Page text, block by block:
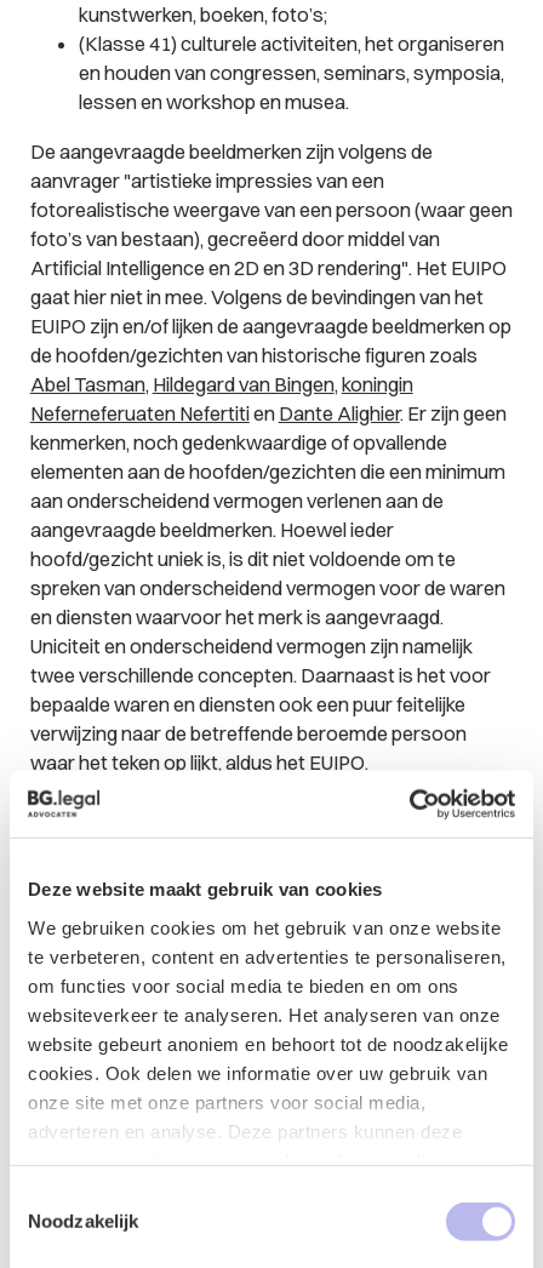
Deze website maakt gebruik van cookies
We gebruiken cookies om het gebruik van onze website
te verbeteren, content en advertenties te personaliseren,
om functies voor social media te bieden en om ons
websiteverkeer te analyseren. Het analyseren van onze
website gebeurt anoniem en behoort tot de noodzakelijke
cookies. Ook delen we informatie over uw gebruik van
onze site met onze partners voor social media,
adverteren en analyse. Deze partners kunnen deze
uw gebruik van hun services.
Noodzakelijk
kunstwerken, boeken, foto’s;
(Klasse 41) culturele activiteiten, het organiseren
en houden van congressen, seminars, symposia,
lessen en workshop enmusea.
De aangevraagde beeldmerken zijn volgens de
aanvrager "artistieke impressies van een
fotorealistische weergave van een persoon (waar geen
foto’s van bestaan), gecreëerd door middel van
Artificial Intelligence en 2D en 3D rendering". Het EUIPO
gaat hier niet in mee. Volgens de bevindingen van het
EUIPO zijn en/of lijken de aangevraagde beeldmerken op
de hoofden/gezichten van historische figuren zoals
Abel Tasman, Hildegard van Bingen, koningin
Neferneferuaten Nefertitien Dante Alighier. Er zijn geen
kenmerken, noch gedenkwaardige of opvallende
elementen aan de hoofden/gezichten die een minimum
aan onderscheidend vermogen verlenen aan de
aangevraagde beeldmerken. Hoewel ieder
hoofd/gezicht uniek is, is dit niet voldoende om te
spreken van onderscheidend vermogen voor de waren
en diensten waarvoor het merk is aangevraagd.
Uniciteit en onderscheidend vermogen zijn namelijk
twee verschillende concepten. Daarnaast is het voor
bepaalde waren en diensten ook een puur feitelijke
verwijzing naar de betreffendeberoemdepersoon
waar het teken op lijkt, aldus het EUIPO.
Oordeel EUIPO
41 is het niet ongebruikelijk dat deze diensten worden
aangeboden met een afbeelding van de persoon waar
het bij deze diensten om gaat. Bijvoorbeeld publicaties,
(e-)boeken, foto’s, seminars of workshops over het
leven van de betreffendebekende persoon. Het EUIPO
concludeert hierdoor dat er geen reden is om aan te
nemen dat de consument, als zij daar niet over
geïnformeerd is, het teken zal opvatten als een merk
waarmee een bepaalde commerciële herkomst wordt
aangeduid.
Conclusie